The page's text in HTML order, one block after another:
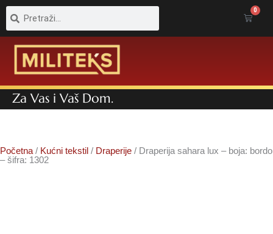
Pretraga 0
Cart
Za Vas i Vaš Dom.
Početna / Kućni tekstil / Draperije / Draperija sahara lux – boja: bordo
– šifra: 1302